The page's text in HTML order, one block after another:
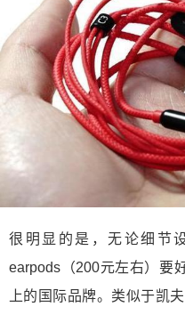
很明显的是，无论细节
earpods（200元左右）要
上的国际品牌。类似于凯